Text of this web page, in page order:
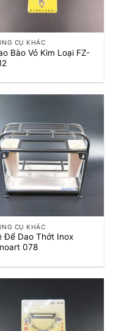
CỤ KHÁC
Bào Vỏ Kim Loại FZ-
CỤ KHÁC
Để Dao Thớt Inox
078